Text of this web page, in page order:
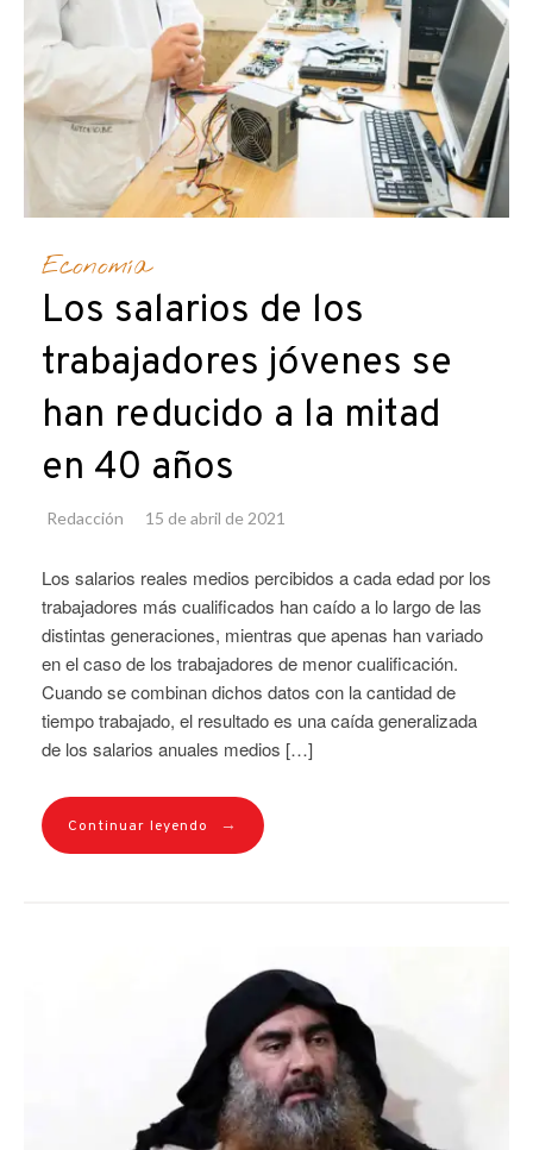
Economía
Los salarios de los
trabajadores jóvenes se
han reducido a la mitad
en 40 años
Redacción 15 de abril de 2021
Los salarios reales medios percibidos a cada edad por los
trabajadores más cualificados han caído a lo largo de las
distintas generaciones, mientras que apenas han variado
en el caso de los trabajadores de menor cualificación.
Cuando se combinan dichos datos con la cantidad de
tiempo trabajado, el resultado es una caída generalizada
de los salarios anuales medios […]
Continuar leyendo →